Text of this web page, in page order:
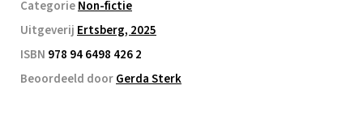
CategorieNon-fictie
Uitgeverij Ertsberg, 2025
ISBN 978 94 6498 426 2
Beoordeeld doorGerda Sterk